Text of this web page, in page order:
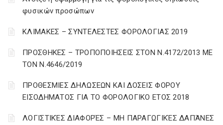
φυσικών προσώπων
ΚΛΙΜΑΚΕΣ – ΣΥΝΤΕΛΕΣΤΕΣ ΦΟΡΟΛΟΓΙΑΣ 2019
ΠΡΟΣΘΗΚΕΣ – ΤΡΟΠΟΠΟΙΗΣΕΙΣ ΣΤΟΝ Ν.4172/2013 ΜΕ
ΤΟΝ Ν.4646/2019
ΠΡΟΘΕΣΜΙΕΣ ΔΗΛΩΣΕΩΝ ΚΑΙ ΔΟΣΕΙΣ ΦΟΡΟΥ
ΕΙΣΟΔΗΜΑΤΟΣ ΓΙΑ ΤΟ ΦΟΡΟΛΟΓΙΚΟ ΕΤΟΣ 2018
ΛΟΓΙΣΤΙΚΈΣ ΔΙΑΦΟΡΈΣ – ΜΗ ΠΑΡΑΓΩΓΙΚΈΣ ΔΑΠΆΝΕΣ